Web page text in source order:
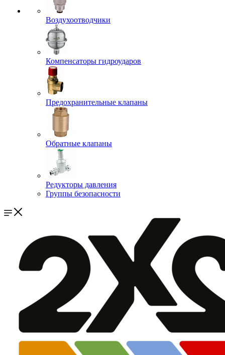
Воздухоотводчики
Компенсаторы гидроударов
Предохранительные клапаны
Обратные клапаны
Редукторы давления
Группы безопасности